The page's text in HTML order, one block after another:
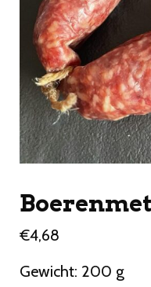
€4,68
Gewicht: 200 g